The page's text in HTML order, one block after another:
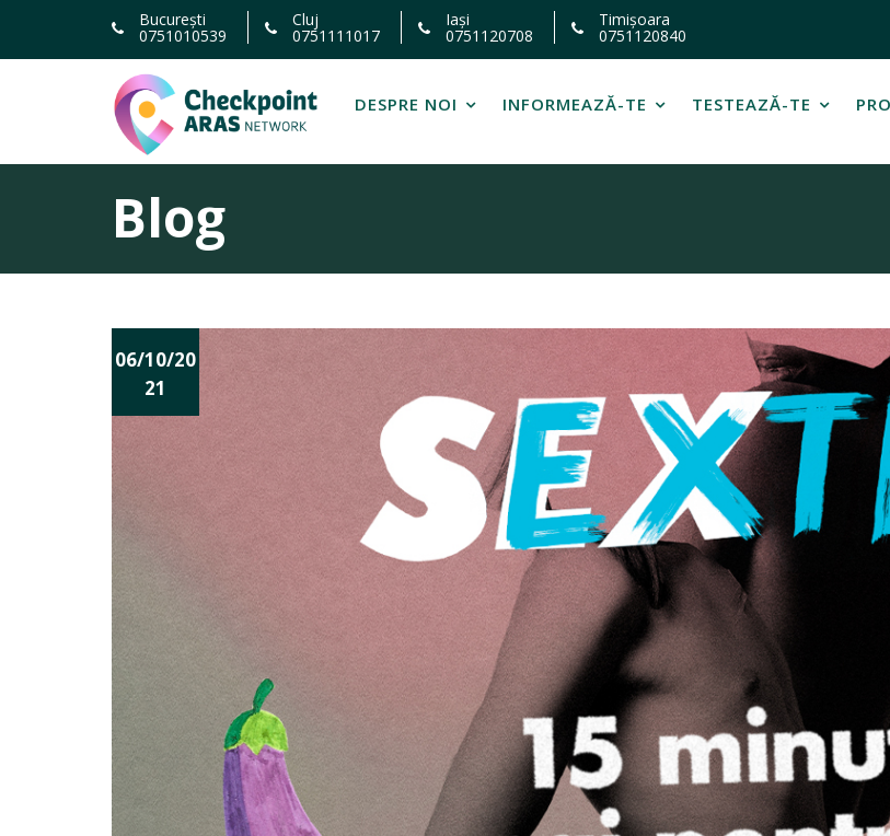
content
București
0751010539
Cluj
0751111017
Iași
0751120708
Timișoara
0751120840
DESPRE NOI INFORMEAZĂ-TE TESTEAZĂ-TE
Blog
Nout
ăți
06/10/20
21